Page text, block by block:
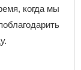
когда мы